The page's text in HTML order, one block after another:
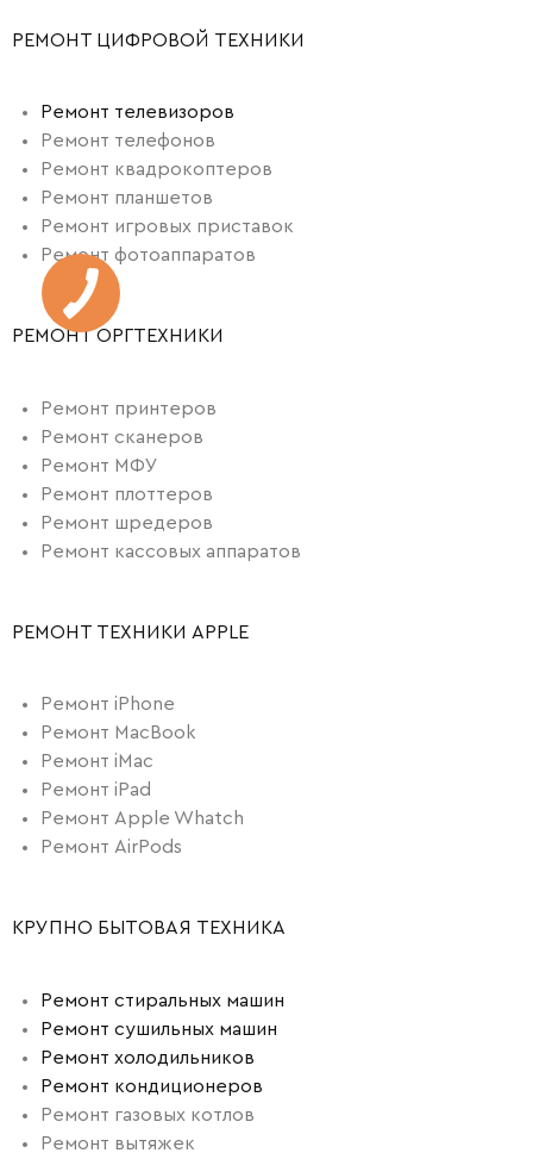
РЕМОНТ ЦИФРОВОЙ ТЕХНИКИ
Ремонт телевизоров
Ремонт телефонов
Ремонт квадрокоптеров
Ремонт планшетов
Ремонт игровых приставок
Ремонт фотоаппаратов
РЕМОНТ ОРГТЕХНИКИ
Ремонт принтеров
Ремонт сканеров
Ремонт МФУ
Ремонт плоттеров
Ремонт шредеров
Ремонт кассовых аппаратов
РЕМОНТ ТЕХНИКИ APPLE
Ремонт iPhone
Ремонт MacBook
Ремонт iMac
Ремонт iPad
Ремонт Apple Whatch
Ремонт AirPods
КРУПНО БЫТОВАЯ ТЕХНИКА
Ремонт стиральных машин
Ремонт сушильных машин
Ремонт холодильников
Ремонт кондиционеров
Ремонт газовых котлов
Ремонт вытяжек